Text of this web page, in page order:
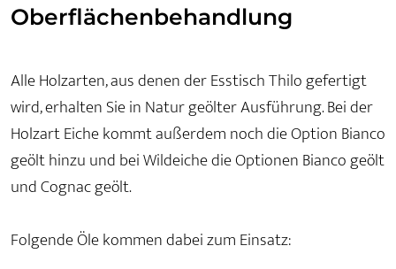
Oberflächenbehandlung
Alle Holzarten, aus denen der Esstisch Thilo gefertigt
wird, erhalten Sie in Natur geölter Ausführung. Bei der
Holzart Eiche kommt außerdem noch die Option Bianco
geölt hinzu und bei Wildeiche die Optionen Bianco geölt
und Cognac geölt.
Folgende Öle kommen dabei zum Einsatz: